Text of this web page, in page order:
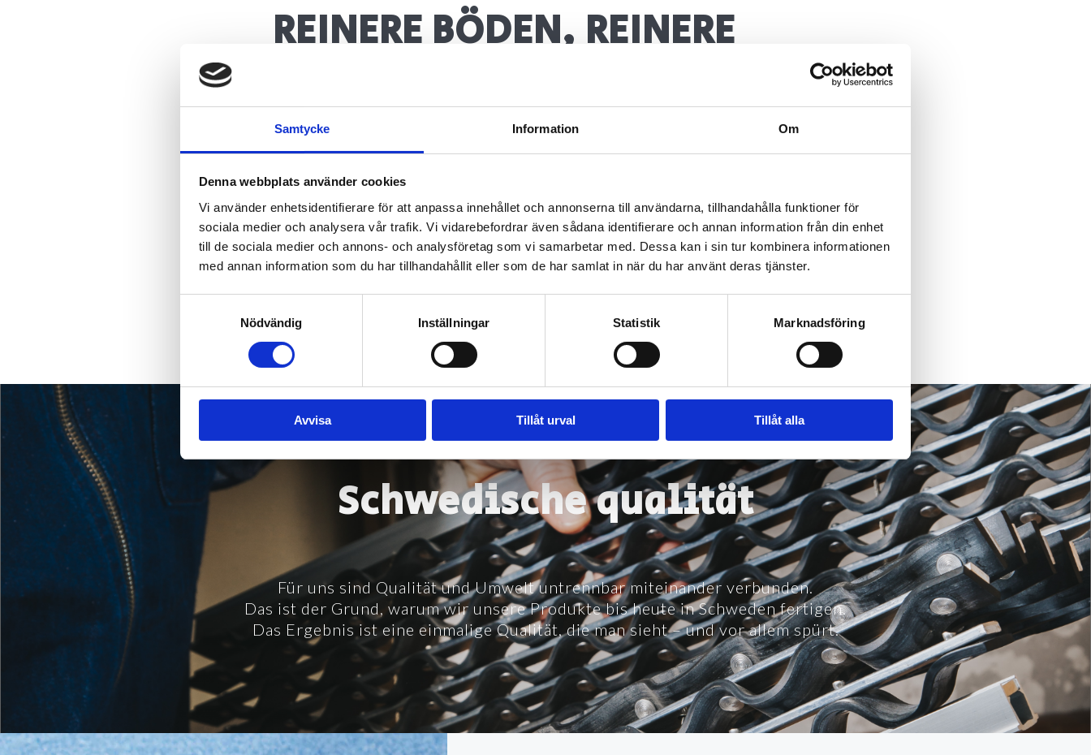
Samtycke Information Om
Denna webbplats använder cookies
Vi använder enhetsidentifierare för att anpassa innehållet och annonserna till användarna, tillhandahålla funktioner för
sociala medier och analysera vår trafik. Vi vidarebefordrar även sådana identifierare och annan information från din enhet
till de sociala medier och annons- och analysföretag som vi samarbetar med. Dessa kan i sin tur kombinera informationen
med annan information som du har tillhandahållit eller som de har samlat in när du har använt deras tjänster.
Nödvändig
Inställningar Statistik Marknadsföring
Avvisa Tillåt urval Tillåt alla
REINERE BÖDEN, REINERE
Ein zweckmäßig gestalteter Eingang reduziert Schmutz und
Bodenverschleiß, verhindert Rutschunfälle und leitet statische
Elektrizität ab. Im gleichen Zuge werden die Kosten für Reinigung
und Wartung gesenkt und der Chemikalienverbrauch minimiert. Die
Umwelt dankt es uns. Ein Plus für Mensch und Umwelt, für Böden
und Bilanzen!
Schwedische qualität
Für uns sind Qualität und Umwelt untrennbar miteinander verbunden.
Das ist der Grund, warum wir unsere Produkte bis heute in Schweden fertigen.
Das Ergebnis ist eine einmalige Qualität, die man sieht – und vor allem spürt.